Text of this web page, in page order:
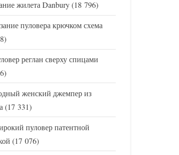
жилета Danbury(18 796)
пуловера крючком схема
реглан сверху спицами
женский джемпер из
(17 331)
пуловер патентной
(17 076)